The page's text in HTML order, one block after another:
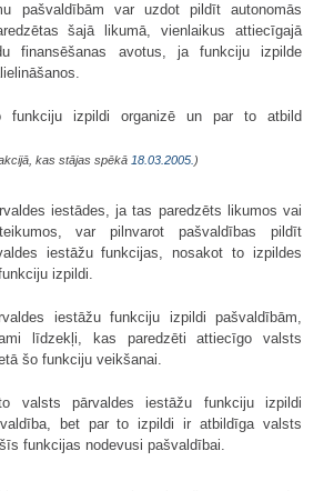
pašvaldībām var uzdot pildīt autonomās
šajā likumā, vienlaikus attiecīgajā
finansēšanas avotus, ja funkciju izpilde
funkciju izpildi organizē un par to atbild
kas stājas spēkā 18.03.2005.)
iestādes, ja tas paredzēts likumos vai
var pilnvarot pašvaldības pildīt
iestāžu funkcijas, nosakot to izpildes
izpildi.
iestāžu funkciju izpildi pašvaldībām,
līdzekļi, kas paredzēti attiecīgo valsts
šo funkciju veikšanai.
valsts pārvaldes iestāžu funkciju izpildi
bet par to izpildi ir atbildīga valsts
funkcijas nodevusi pašvaldībai.